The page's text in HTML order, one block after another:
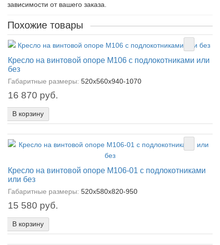
зависимости от вашего заказа.
Похожие товары
Кресло на винтовой опоре М106 с подлокотниками или
без
Габаритные размеры: 520х560х940-1070
16 870 руб.
В корзину
Кресло на винтовой опоре М106-01 с подлокотниками
или без
Габаритные размеры: 520х580х820-950
15 580 руб.
В корзину